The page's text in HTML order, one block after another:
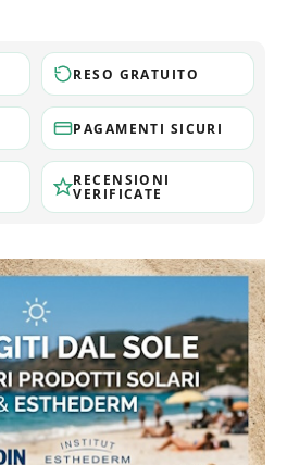
RESO GRATUITO
PAGAMENTI SICURI
RECENSIONI
VERIFICATE